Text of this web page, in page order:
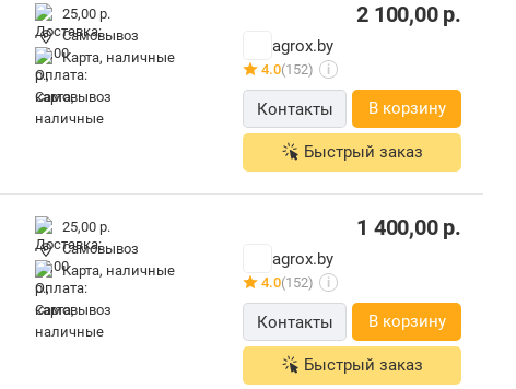
25,00 р.
Самовывоз
карта, наличные
2 100,00р.
agrox.by
4.0(152) i
Контакты В корзину
Быстрый заказ
25,00 р.
Самовывоз
карта, наличные
1 400,00р.
agrox.by
4.0(152) i
Контакты В корзину
Быстрый заказ